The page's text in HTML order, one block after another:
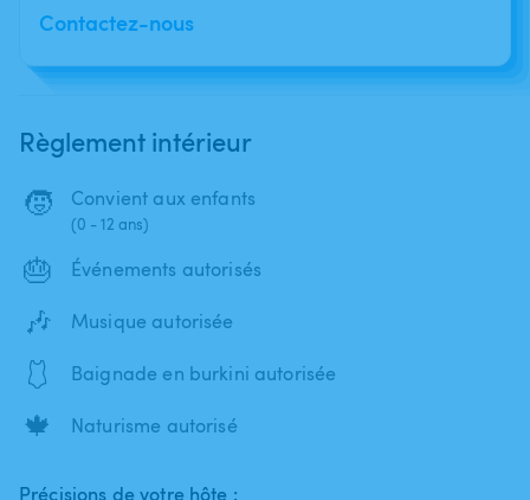
Contactez-nous
Règlement intérieur
🧒 Convient aux enfants
(0 - 12 ans)
🎂 Événements autorisés
🎶 Musique autorisée
🩱 Baignade en burkini autorisée
🍁 Naturisme autorisé
Précisions de votre hôte :